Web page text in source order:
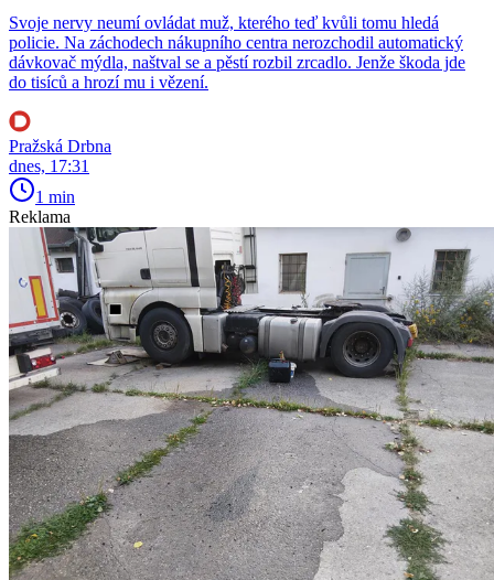
Svoje nervy neumí ovládat muž, kterého teď kvůli tomu hledá
policie. Na záchodech nákupního centra nerozchodil automatický
dávkovač mýdla, naštval se a pěstí rozbil zrcadlo. Jenže škoda jde
do tisíců a hrozí mu i vězení.
Pražská Drbna
dnes, 17:31
1 min
Reklama